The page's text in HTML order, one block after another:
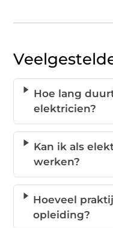
Hoe lang
elektricien?
Kan ik als
werken?
Hoeveel
opleiding?